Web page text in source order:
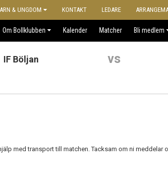
& UNGDOM KONTAKT LEDARE
Om Bollklubben Kalender Matcher Bli medlem
IF Böljan vs
med transport till matchen. Tacksam om ni meddelar